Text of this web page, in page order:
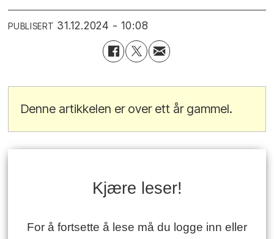
PUBLISERT 31.12.2024 - 10:08
Denne artikkelen er over ett år gammel.
Kjære leser!
For å fortsette å lese må du logge inn eller